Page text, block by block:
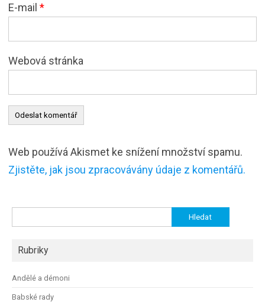
E-mail *
Webová stránka
Web používá Akismet ke snížení množství spamu.
Zjistěte, jak jsou zpracovávány údaje z komentářů.
Rubriky
Andělé a démoni
Babské rady